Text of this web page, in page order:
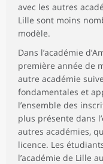
avec les autres
Lille sont moins
modèle.
Dans l’académie
première année de
autre académie
fondamentales et
l’ensemble des
plus présente dans
autres académies,
licence. Les
l’académie de Lille